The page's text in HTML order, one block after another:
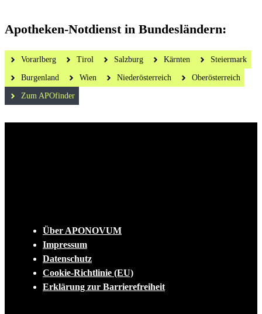
Apotheken-Notdienst in Bundesländern:
Vorarlberg Tirol Salzburg Kärnten Steiermark
Burgenland Wien Niederösterreich Oberösterreich
Zum APOfinder
Über APONOVUM
Impressum
Datenschutz
Cookie-Richtlinie (EU)
Erklärung zur Barrierefreiheit